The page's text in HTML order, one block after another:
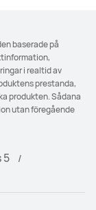
baserade på
i realtid av
prestanda,
produkten. Sådana
utan föregående
5